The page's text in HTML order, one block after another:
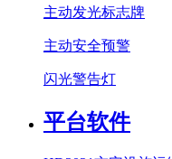
主动发光标志牌
主动安全预警
闪光警告灯
平台软件